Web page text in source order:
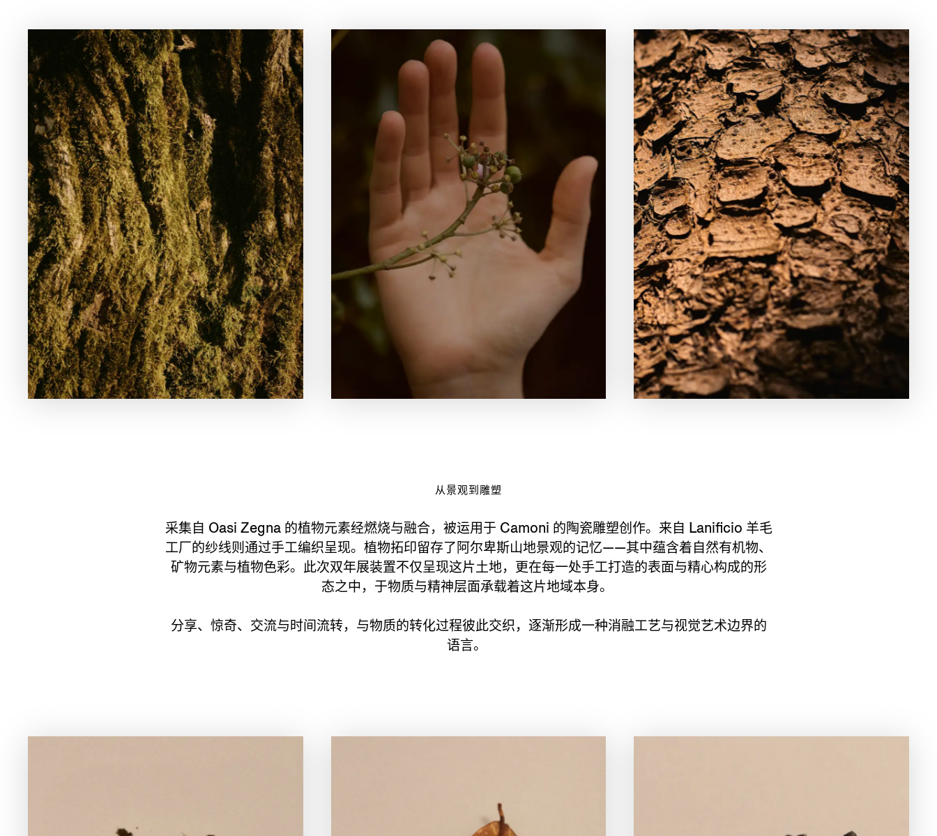
从景观到雕塑
采集自 Oasi Zegna 的植物元素经燃烧与融合，被运用于 Camoni 的陶瓷雕塑创作。来自 Lanificio 羊毛
工厂的纱线则通过手工编织呈现。植物拓印留存了阿尔卑斯山地景观的记忆——其中蕴含着自然有机物、
矿物元素与植物色彩。此次双年展装置不仅呈现这片土地，更在每一处手工打造的表面与精心构成的形
态之中，于物质与精神层面承载着这片地域本身。
分享、惊奇、交流与时间流转，与物质的转化过程彼此交织，逐渐形成一种消融工艺与视觉艺术边界的
语言。